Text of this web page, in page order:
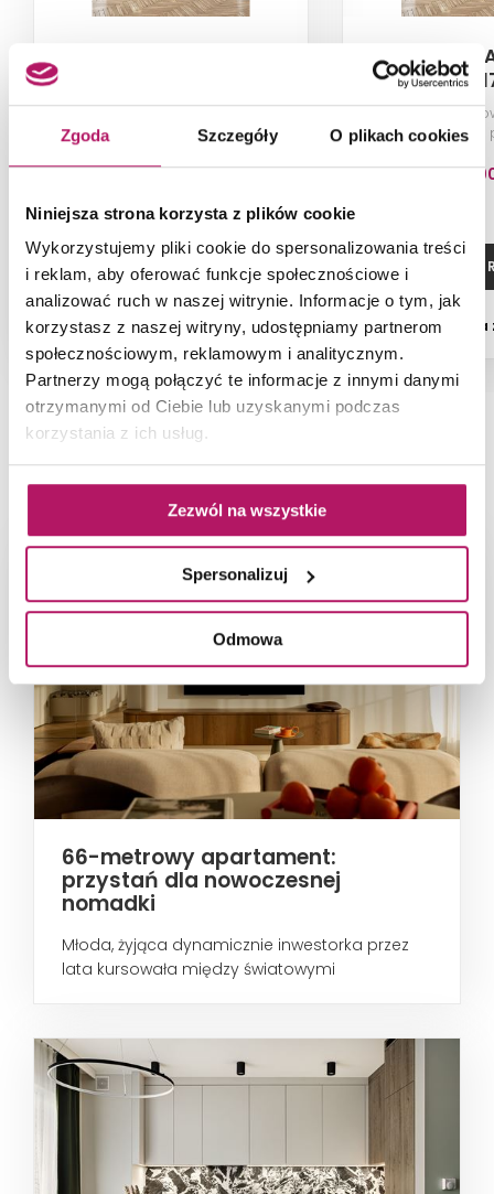
Zgoda Szczegóły O plikach cookies
Niniejsza strona korzysta z plików cookie
Wykorzystujemy pliki cookie do spersonalizowania treści
i reklam, aby oferować funkcje społecznościowe i
analizować ruch w naszej witrynie. Informacje o tym, jak
korzystasz z naszej witryny, udostępniamy partnerom
społecznościowym, reklamowym i analitycznym.
Partnerzy mogą połączyć te informacje z innymi danymi
otrzymanymi od Ciebie lub uzyskanymi podczas
korzystania z ich usług.
Zezwól na wszystkie
Spersonalizuj
Odmowa
przezroczyste, profile złote,
ZOBACZ PRODUKT
New Trendy
EXK-
Kabina
przezroczyste,
5
ZOBACZ
Dostępność:
NAJNOWSZE ARTYKUŁY
66-metrowy apartament:
przystań dla nowoczesnej
nomadki
Młoda, żyjąca dynamicznie inwestorka przez
lata kursowała między światowymi